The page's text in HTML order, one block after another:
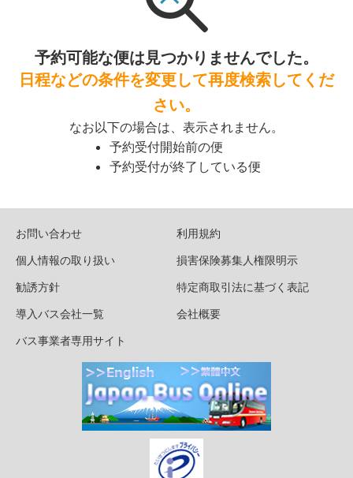
予約可能な便は見つかりませんでした。
日程などの条件を変更して再度検索してくだ
さい。
なお以下の場合は、表示されません。
予約受付開始前の便
予約受付が終了している便
お問い合わせ
利用規約
個人情報の取り扱い
損害保険募集人権限明示
勧誘方針
特定商取引法に基づく表記
導入バス会社一覧
会社概要
バス事業者専用サイト